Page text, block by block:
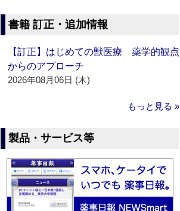
書籍 訂正・追加情報
【訂正】はじめての獣医療 薬学的観点
からのアプローチ
2026年08月06日 (木)
もっと見る »
製品・サービス等